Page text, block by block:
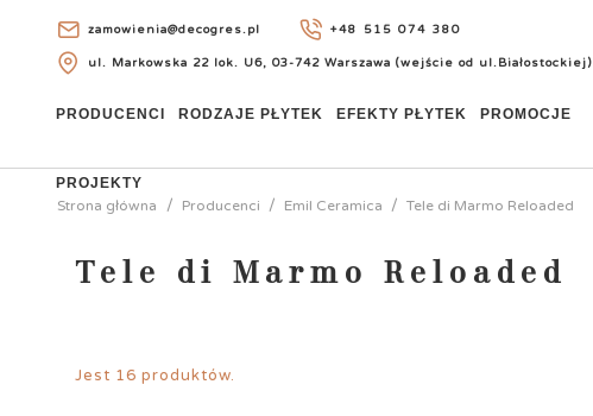
zamowienia@decogres.pl +48 515 074 380
ul. Markowska 22 lok. U6, 03-742 Warszawa (wejście od ul.Białostockiej)
PRODUCENCI RODZAJE PŁYTEK EFEKTY PŁYTEK PROMOCJE
PROJEKTY
Strona główna
Producenci Emil Ceramica Tele di Marmo Reloaded
Tele di Marmo Reloaded
Jest 16 produktów.